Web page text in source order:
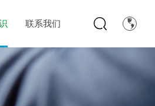
联系我们